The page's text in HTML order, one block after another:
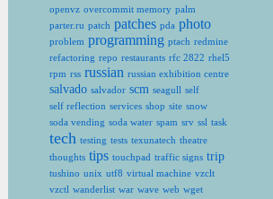
openvz overcommit memory palm
parter.ru patch patches pda photo
problem programming ptach redmine
refactoring repo restaurants rfc 2822 rhel5
rpm rss russian russian exhibition centre
salvado salvador scm seagull self
self reflection services shop site snow
soda vending soda water spam srv ssl task
tech testing tests texunatech theatre
thoughts tips touchpad traffic signs trip
tushino unix utf8 virtual machine vzclt
vzctl wanderlist war wave web wget